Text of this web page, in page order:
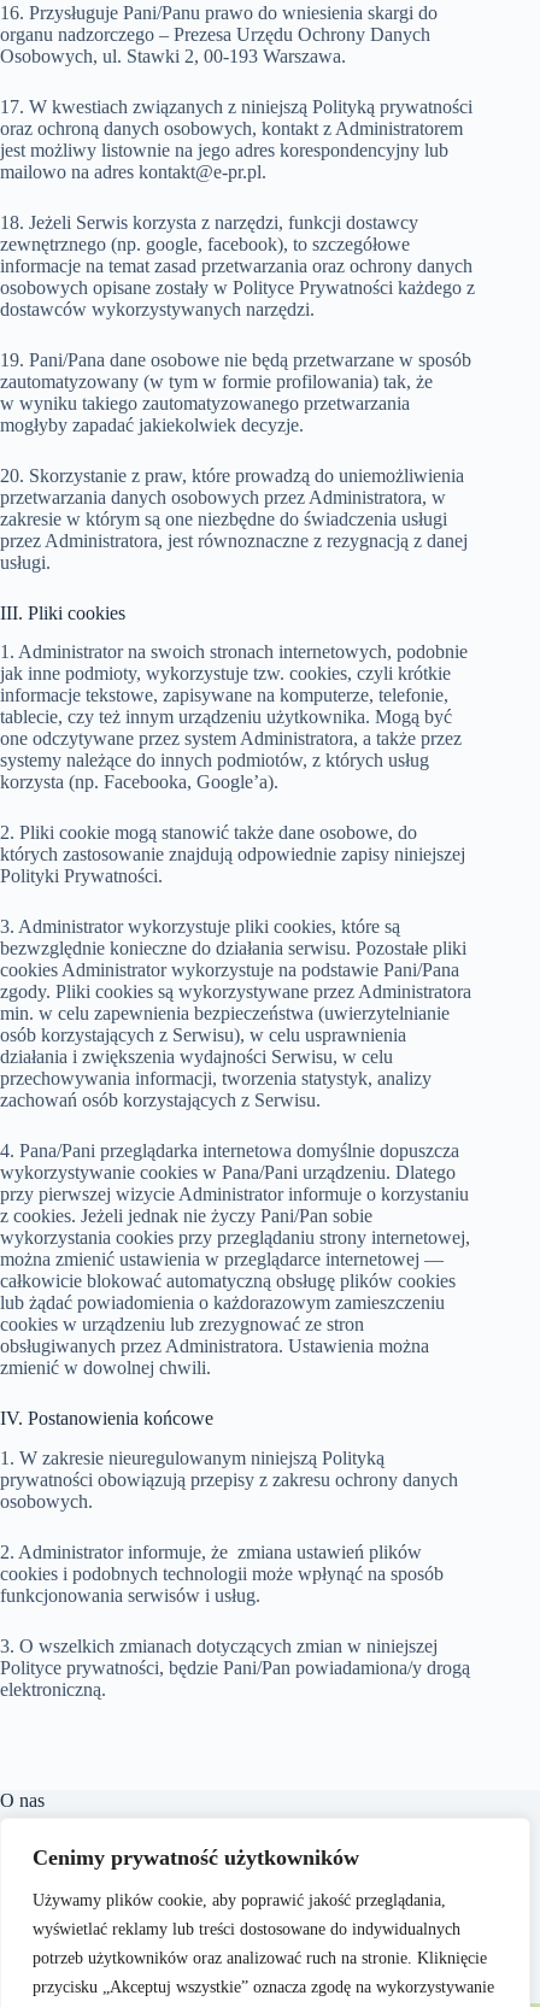
Cenimy prywatność użytkowników
Używamy plików cookie, aby poprawić jakość przeglądania,
wyświetlać reklamy lub treści dostosowane do indywidualnych
potrzeb użytkowników oraz analizować ruch na stronie. Kliknięcie
przycisku „Akceptuj wszystkie” oznacza zgodę na wykorzystywanie
16. Przysługuje Pani/Panu prawo do wniesienia skargi do
organu nadzorczego – Prezesa Urzędu Ochrony Danych
Osobowych, ul. Stawki 2, 00-193 Warszawa.
17. W kwestiach związanych z niniejszą Polityką prywatności
oraz ochroną danych osobowych, kontakt z Administratorem
jest możliwy listownie na jego adres korespondencyjny lub
mailowo na adres kontakt@e-pr.pl.
18. Jeżeli Serwis korzysta z narzędzi, funkcji dostawcy
zewnętrznego (np. google, facebook), to szczegółowe
informacje na temat zasad przetwarzania oraz ochrony danych
osobowych opisane zostały w Polityce Prywatności każdego z
dostawców wykorzystywanych narzędzi.
19. Pani/Pana dane osobowe nie będą przetwarzane w sposób
zautomatyzowany (w tym w formie profilowania) tak, że
w wyniku takiego zautomatyzowanego przetwarzania
mogłyby zapadać jakiekolwiek decyzje.
20. Skorzystanie z praw, które prowadzą do uniemożliwienia
przetwarzania danych osobowych przez Administratora, w
zakresie w którym są one niezbędne do świadczenia usługi
przez Administratora, jest równoznaczne z rezygnacją z danej
usługi.
III. Pliki cookies
1. Administrator na swoich stronach internetowych, podobnie
jak inne podmioty, wykorzystuje tzw. cookies, czyli krótkie
informacje tekstowe, zapisywane na komputerze, telefonie,
tablecie, czy też innym urządzeniu użytkownika. Mogą być
one odczytywane przez system Administratora, a także przez
systemy należące do innych podmiotów, z których usług
korzysta (np. Facebooka, Google’a).
2. Pliki cookie mogą stanowić także dane osobowe, do
których zastosowanie znajdują odpowiednie zapisy niniejszej
Polityki Prywatności.
3. Administrator wykorzystuje pliki cookies, które są
bezwzględnie konieczne do działania serwisu. Pozostałe pliki
cookies Administrator wykorzystuje na podstawie Pani/Pana
zgody. Pliki cookies są wykorzystywane przez Administratora
min. w celu zapewnienia bezpieczeństwa (uwierzytelnianie
osób korzystających z Serwisu), w celu usprawnienia
działania i zwiększenia wydajności Serwisu, w celu
przechowywania informacji, tworzenia statystyk, analizy
zachowań osób korzystających z Serwisu.
4. Pana/Pani przeglądarka internetowa domyślnie dopuszcza
wykorzystywanie cookies w Pana/Pani urządzeniu. Dlatego
przy pierwszej wizycie Administrator informuje o korzystaniu
z cookies. Jeżeli jednak nie życzy Pani/Pan sobie
wykorzystania cookies przy przeglądaniu strony internetowej,
można zmienić ustawienia w przeglądarce internetowej —
całkowicie blokować automatyczną obsługę plików cookies
lub żądać powiadomienia o każdorazowym zamieszczeniu
cookies w urządzeniu lub zrezygnować ze stron
obsługiwanych przez Administratora. Ustawienia można
zmienić w dowolnej chwili.
IV. Postanowienia końcowe
1. W zakresie nieuregulowanym niniejszą Polityką
prywatności obowiązują przepisy z zakresu ochrony danych
osobowych.
2. Administrator informuje, że zmiana ustawień plików
cookies i podobnych technologii może wpłynąć na sposób
funkcjonowania serwisów i usług.
3. O wszelkich zmianach dotyczących zmian w niniejszej
Polityce prywatności, będzie Pani/Pan powiadamiona/y drogą
elektroniczną.
O nas
wachlarz treści z różnych dziedzin, takich jak edukacja,
dostarczanie czytelnikom wartościowych i inspirujących
materiałów, które wspierają ich rozwój osobisty i zawodowy.
Dbamy o to, aby nasze artykuły były zrozumiałe i dostępne
dla każdego, niezależnie od poziomu wiedzy w danym
zakresie.